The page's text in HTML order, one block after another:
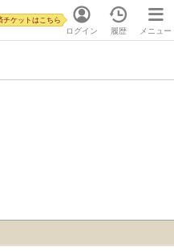
ログイン
チケットはこちら
履歴 メニュー